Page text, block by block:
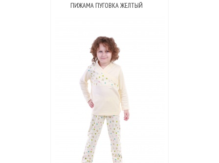
ПИЖАМА ПУГОВКА ЖЕЛТЫЙ